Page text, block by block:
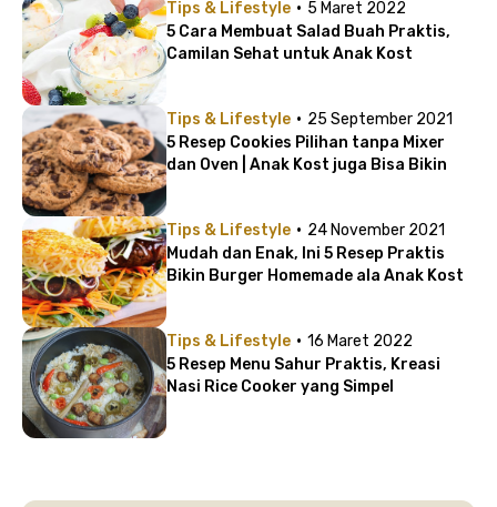
Tips & Lifestyle · 5 Maret 2022
5 Cara Membuat Salad Buah Praktis,
Camilan Sehat untuk Anak Kost
Tips & Lifestyle · 25 September 2021
5 Resep Cookies Pilihan tanpa Mixer
dan Oven | Anak Kost juga Bisa Bikin
Tips & Lifestyle · 24 November 2021
Mudah dan Enak, Ini 5 Resep Praktis
Bikin Burger Homemade ala Anak Kost
Tips & Lifestyle · 16 Maret 2022
5 Resep Menu Sahur Praktis, Kreasi
Nasi Rice Cooker yang Simpel